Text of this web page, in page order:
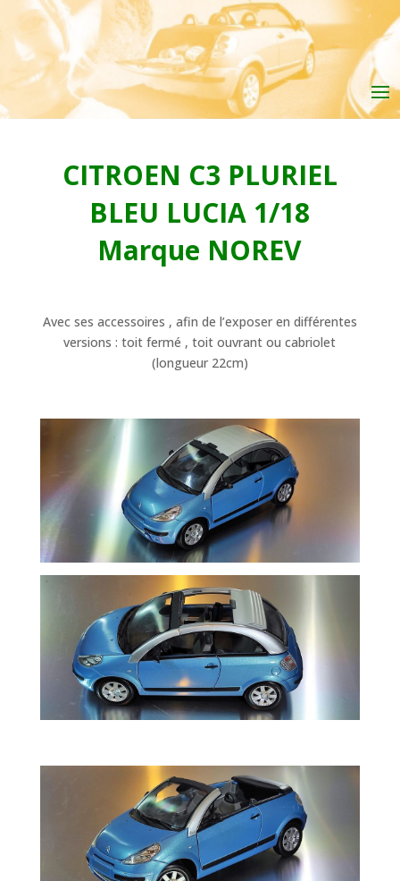
CITROEN C3 PLURIEL
BLEU LUCIA 1/18
Marque NOREV
Avec ses accessoires , afin de l’exposer en différentes
versions : toit fermé , toit ouvrant ou cabriolet
(longueur 22cm)